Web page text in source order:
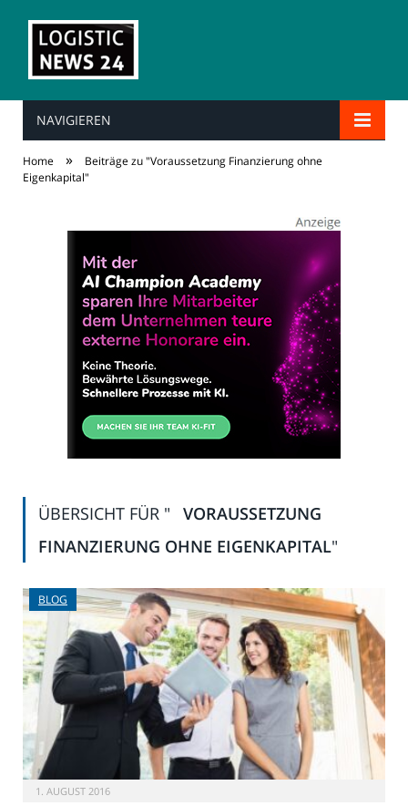
NAVIGIEREN
Home »
Beiträge zu "Voraussetzung Finanzierung ohne
Eigenkapital"
ÜBERSICHT FÜR "
VORAUSSETZUNG
FINANZIERUNG OHNE EIGENKAPITAL"
BLOG
1. AUGUST 2016